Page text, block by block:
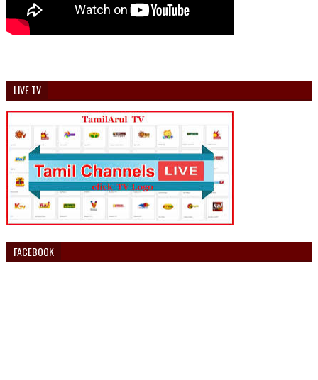
LIVE TV
FACEBOOK